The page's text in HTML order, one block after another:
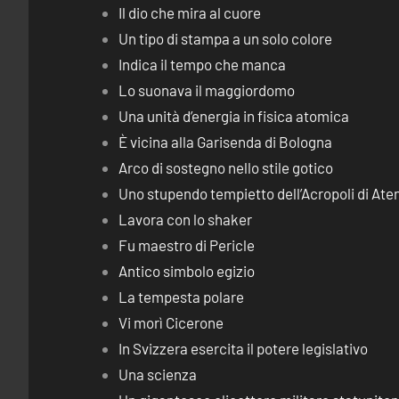
Il dio che mira al cuore
Un tipo di stampa a un solo colore
Indica il tempo che manca
Lo suonava il maggiordomo
Una unità d’energia in fisica atomica
È vicina alla Garisenda di Bologna
Arco di sostegno nello stile gotico
Uno stupendo tempietto dell’Acropoli di
Lavora con lo shaker
Fu maestro di Pericle
Antico simbolo egizio
La tempesta polare
Vi morì Cicerone
In Svizzera esercita il potere legislativo
Una scienza